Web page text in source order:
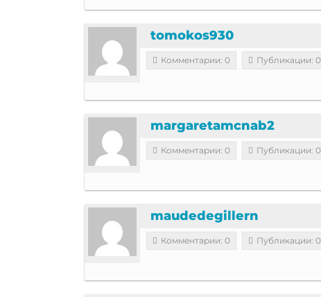
tomokos930
Комментарии: 0 Публикации: 0
margaretamcnab2
Комментарии: 0 Публикации: 0
maudedegillern
Комментарии: 0 Публикации: 0